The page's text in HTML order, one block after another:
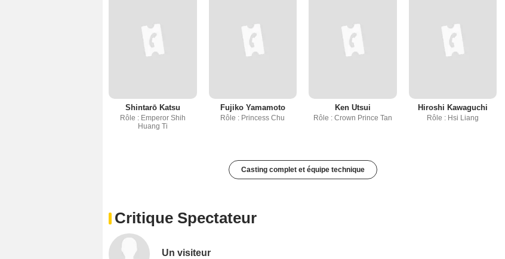
Shintarō Katsu
Rôle : Emperor Shih
Huang Ti
Fujiko Yamamoto
Rôle : Princess Chu
Ken Utsui
Rôle : Crown Prince Tan
Hiroshi Kawaguchi
Rôle : Hsi Liang
Casting complet et équipe technique
Critique Spectateur
Un visiteur